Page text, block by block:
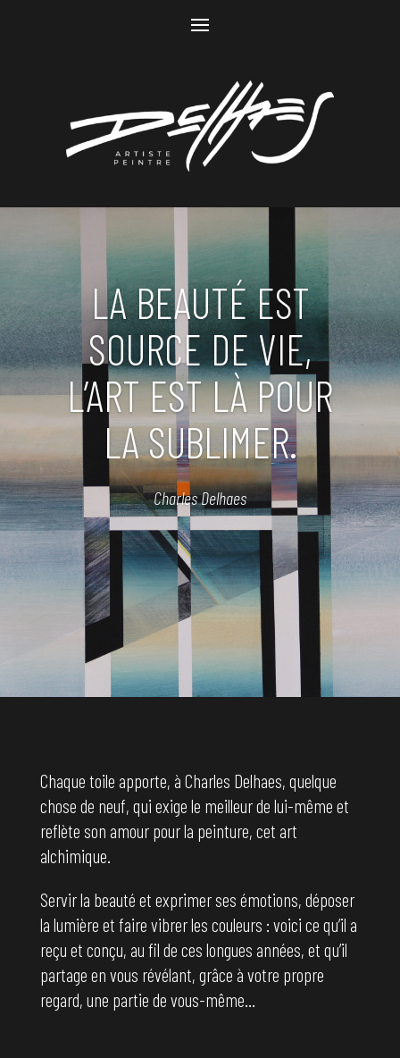
LA BEAUTÉ EST
SOURCE DE VIE,
L’ART EST LÀ POUR
LA SUBLIMER.
Charles Delhaes
Chaque toile apporte, à Charles Delhaes, quelque
chose de neuf, qui exige le meilleur de lui-même et
reflète son amour pour la peinture, cet art
alchimique.
Servir la beauté et exprimer ses émotions, déposer
la lumière et faire vibrer les couleurs : voici ce qu’il a
reçu et conçu, au fil de ces longues années, et qu’il
partage en vous révélant, grâce à votre propre
regard, une partie de vous-même…